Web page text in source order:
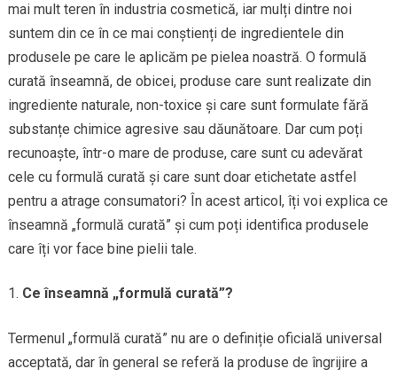
mai mult teren în industria cosmetică, iar mulți dintre noi
suntem din ce în ce mai conștienți de ingredientele din
produsele pe care le aplicăm pe pielea noastră. O formulă
curată înseamnă, de obicei, produse care sunt realizate din
ingrediente naturale, non-toxice și care sunt formulate fără
substanțe chimice agresive sau dăunătoare. Dar cum poți
recunoaște, într-o mare de produse, care sunt cu adevărat
cele cu formulă curată și care sunt doar etichetate astfel
pentru a atrage consumatori? În acest articol, îți voi explica ce
înseamnă „formulă curată” și cum poți identifica produsele
care îți vor face bine pielii tale.
Ce înseamnă „formulă curată”?
Termenul „formulă curată” nu are o definiție oficială universal
acceptată, dar în general se referă la produse de îngrijire a